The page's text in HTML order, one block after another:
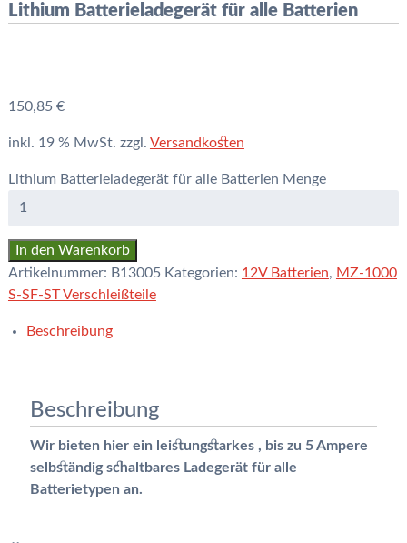
Lithium Batterieladegerät für alle Batterien
150,85 €
inkl. 19 % MwSt. zzgl. Versandkosten
Lithium Batterieladegerät für alle Batterien Menge
In den Warenkorb
Artikelnummer: B13005 Kategorien: 12V Batterien, MZ-1000
S-SF-ST Verschleißteile
Beschreibung
Beschreibung
Wir bieten hier ein leistungstarkes , bis zu 5 Ampere
selbständig schaltbares Ladegerät für alle
Batterietypen an.